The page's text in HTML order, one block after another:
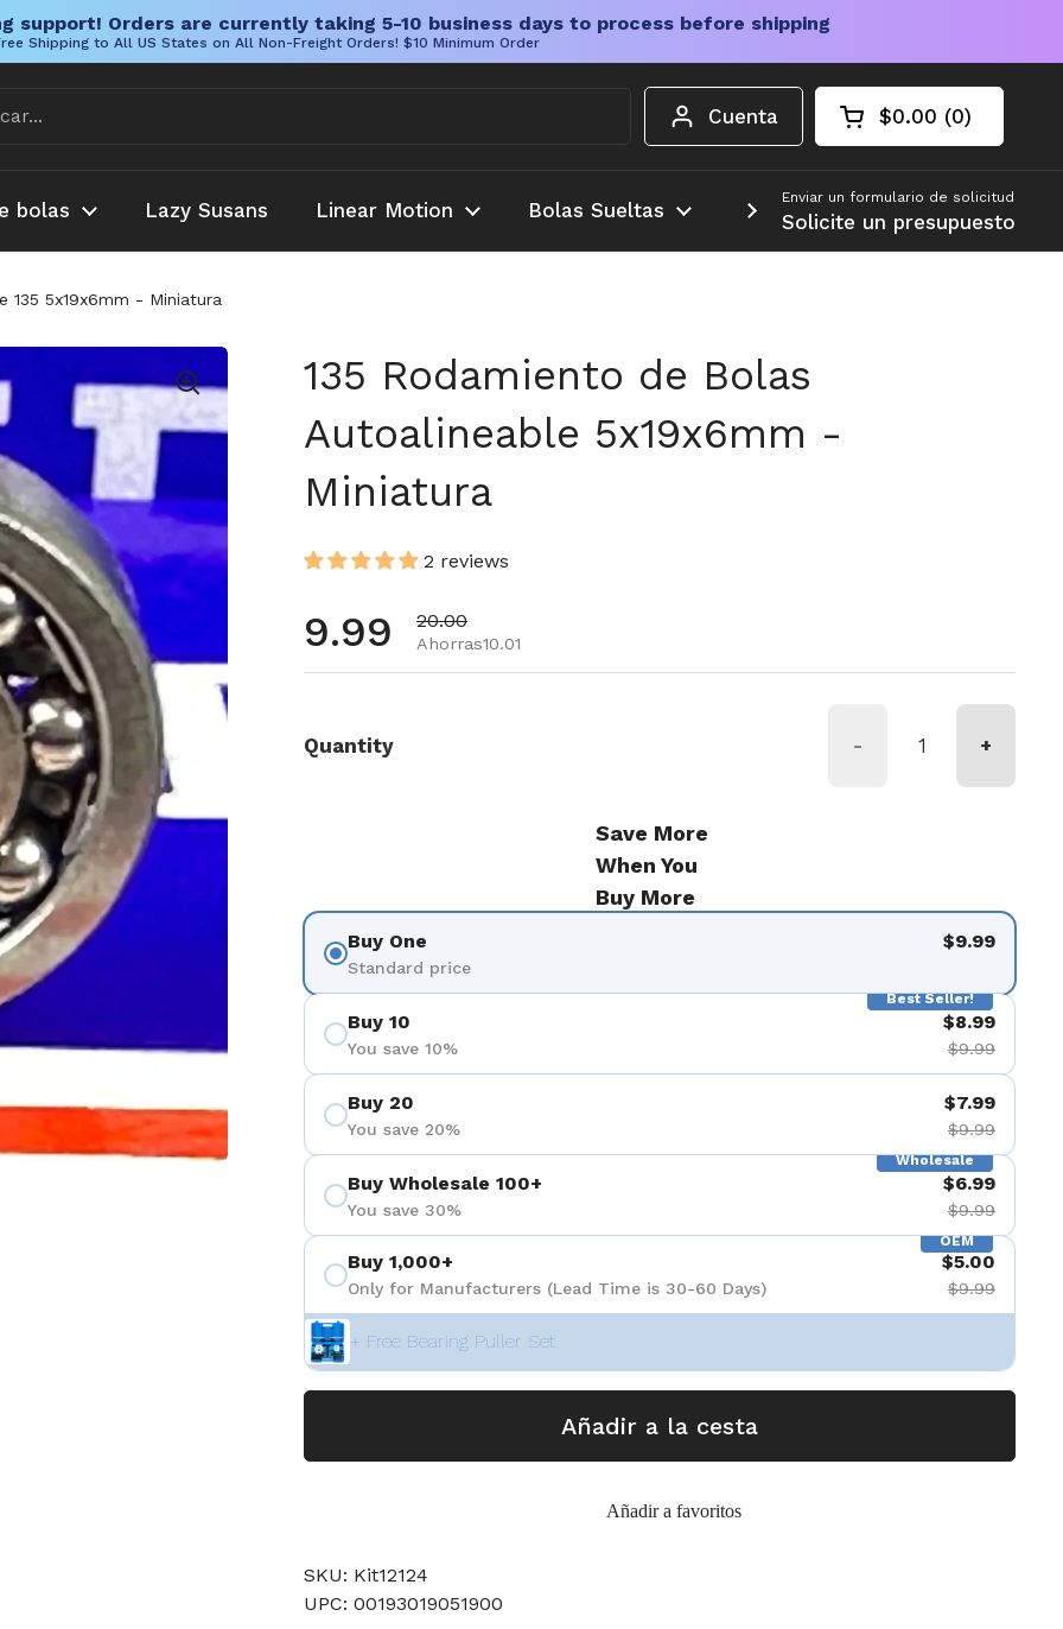
support! Orders are currently taking 5-10 business days to process before shipping
Shipping to All US States on All Non-Freight Orders! $10 Minimum Order
Cuenta Carrito abierto
Total de la cesta:
$0.00 0
productos en su
bolas Lazy Susans Linear Motion Bolas Sueltas Más
Enviar un formulario de solicitud
Solicite un presupuesto
135 5x19x6mm - Miniatura
4
135 Rodamiento de Bolas
Autoalineable 5x19x6mm -
Miniatura
2 reviews
Precio habitual
9.99 Precio de oferta
20.00
Ahorras10.01
Quantity - +
Save More
When You
Buy More
Buy One
Standard price
$9.99
Best Seller!
Buy 10
You save 10%
$8.99
$9.99
Buy 20
You save 20%
$7.99
$9.99
Wholesale
Buy Wholesale 100+
You save 30%
$6.99
$9.99
OEM
Buy 1,000+
Only for Manufacturers (Lead Time is 30-60 Days)
$5.00
$9.99
+ Free Bearing Puller Set
Añadir a la cesta
Añadir a favoritos
SKU: Kit12124
UPC: 00193019051900